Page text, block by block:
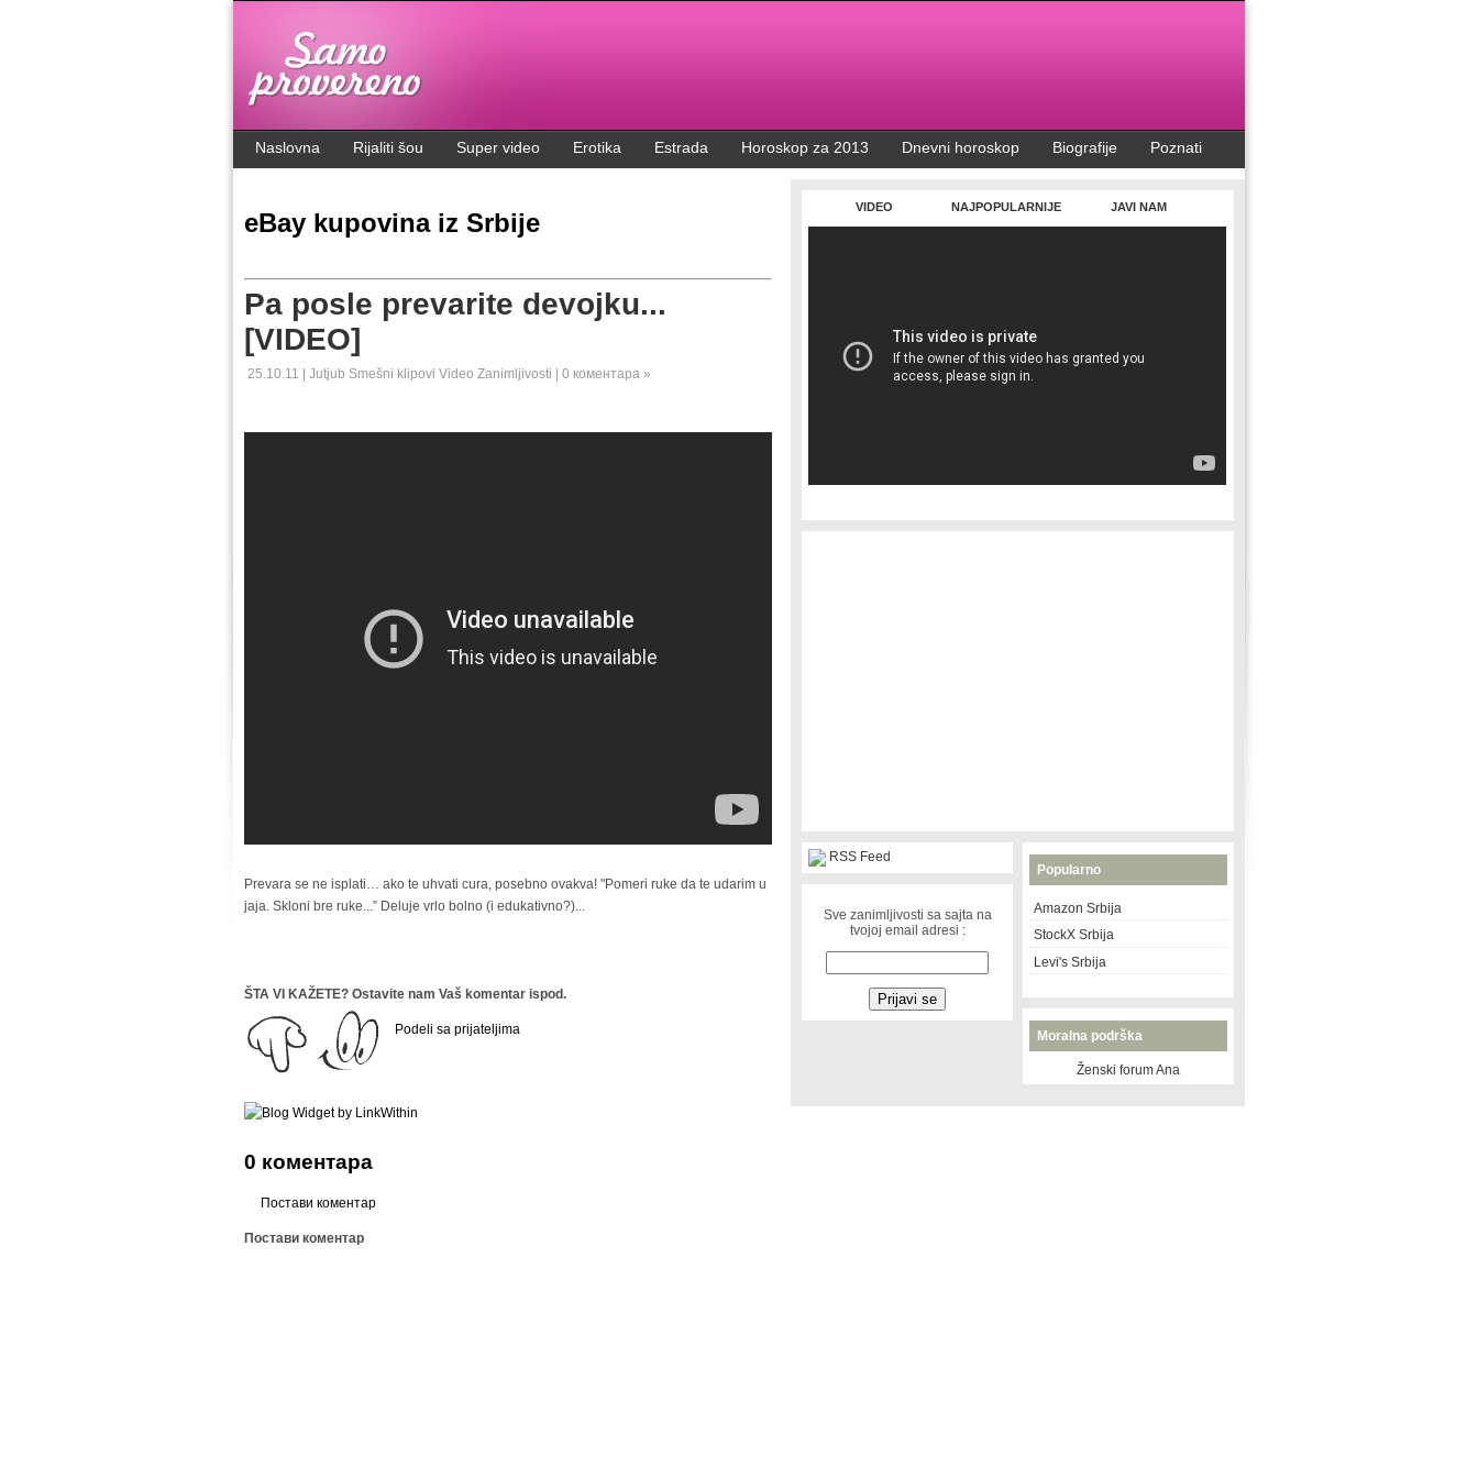
Naslovna Rijaliti šou Super video Erotika Estrada Horoskop za 2013 Dnevni horoskop Biografije Poznati
eBay kupovina iz Srbije
Pa posle prevarite devojku...
[VIDEO]
25.10.11 | Jutjub Smešni klipovi Video Zanimljivosti 0 коментара »
Prevara se ne isplati… ako te uhvati cura, posebno ovakva! "Pomeri ruke da te udarim u
jaja. Skloni bre ruke...” Deluje vrlo bolno (i edukativno?)...
ŠTA VI KAŽETE? Ostavite nam Vaš komentar ispod.
Podeli sa prijateljima
0 коментара
Постави коментар
Постави коментар
VIDEO NAJPOPULARNIJE JAVI NAM
RSS Feed
Sve zanimljivosti sa sajta na
tvojoj email adresi :
Popularno
Amazon Srbija
StockX Srbija
Levi's Srbija
Moralna podrška
Ženski forum Ana